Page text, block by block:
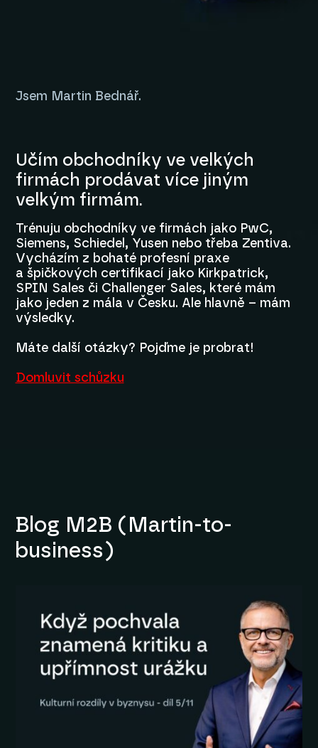
Jsem Martin Bednář.
Učím obchodníky ve velkých
firmách prodávat více jiným
velkým firmám.
Trénuju obchodníky ve firmách jako PwC,
Siemens, Schiedel, Yusen nebo třeba Zentiva.
Vycházím z bohaté profesní praxe
a špičkových certifikací jako Kirkpatrick,
SPIN Sales či Challenger Sales, které mám
jako jeden z mála v Česku. Ale hlavně – mám
výsledky.
Máte další otázky? Pojďme je probrat!
Domluvit schůzku
Blog M2B (Martin-to-
business)